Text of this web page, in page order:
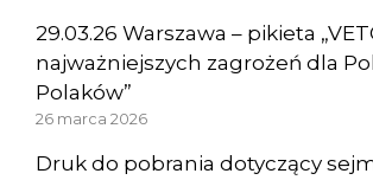
29.03.26 Warszawa – pikieta
najważniejszych zagrożeń dla
Polaków”
26 marca 2026
Druk do pobrania dotyczący